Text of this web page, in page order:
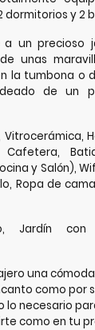
dormitorios y 2
un precioso
unas
la tumbona o
de un
Cafetera,
y Salón),
Ropa de
Jardín con
una
como por
lo necesario
como en tu